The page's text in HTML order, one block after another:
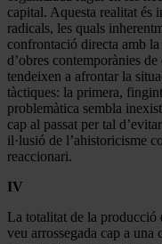
capital. Aquesta realitat és
radicals, les quals
confrontació directa amb
d’obres contemporànies
tendeixen a afrontar la
tàctiques: la primera,
problemàtica sembla
cap al passat per tal
il·lusió de l’ahistoricisme
reaccionari.
IV
La totalitat de la producció
veu arrossegada cap a